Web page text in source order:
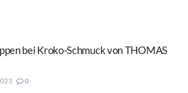
bei Kroko-Schmuck von THOMAS
0